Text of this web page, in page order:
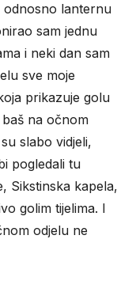
odnosno lanternu
sam jednu
i neki dan sam
sve moje
prikazuje golu
na očnom
slabo vidjeli,
pogledali tu
Sikstinska kapela,
golim tijelima. I
odjelu ne